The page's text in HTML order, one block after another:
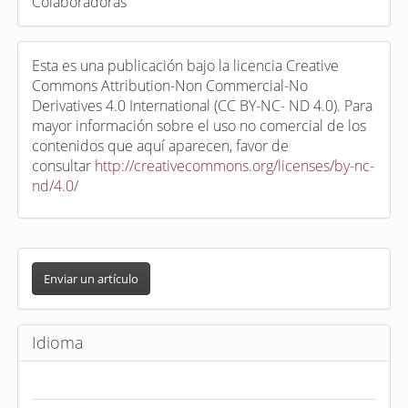
Esta es una publicación bajo la licencia Creative
Commons Attribution-Non Commercial-No
Derivatives 4.0 International (CC BY-NC- ND 4.0). Para
mayor información sobre el uso no comercial de los
contenidos que aquí aparecen, favor de
consultar http://creativecommons.org/licenses/by-nc-
nd/4.0/
E
v
i
a
Enviar un artículo
Idioma